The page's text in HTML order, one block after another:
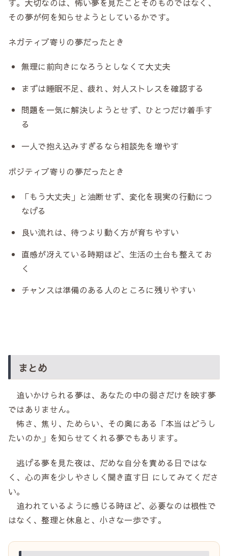
す。大切なのは、怖い夢を見たことそのものではなく、
その夢が何を知らせようとしているかです。
ネガティブ寄りの夢だったとき
無理に前向きになろうとしなくて大丈夫
まずは睡眠不足、疲れ、対人ストレスを確認する
問題を一気に解決しようとせず、ひとつだけ着手す
る
一人で抱え込みすぎるなら相談先を増やす
ポジティブ寄りの夢だったとき
「もう大丈夫」と油断せず、変化を現実の行動につ
なげる
良い流れは、待つより動く方が育ちやすい
直感が冴えている時期ほど、生活の土台も整えてお
く
チャンスは準備のある人のところに残りやすい
まとめ
追いかけられる夢は、あなたの中の弱さだけを映す夢
ではありません。
怖さ、焦り、ためらい、その奥にある「本当はどうし
たいのか」を知らせてくれる夢でもあります。
逃げる夢を見た夜は、だめな自分を責める日ではな
く、心の声を少しやさしく聞き直す日 にしてみてくださ
い。
追われているように感じる時ほど、必要なのは根性で
はなく、整理と休息と、小さな一歩です。